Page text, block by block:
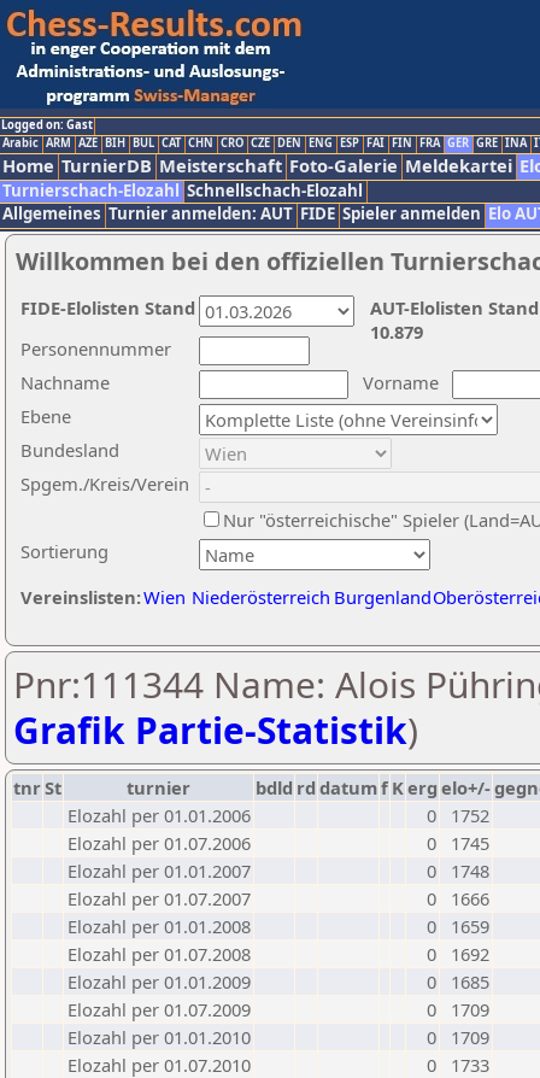
Logged on: Gast
Arabic ARM AZE BIH BUL CAT CHN CRO CZE DEN ENG ESP FAI FIN FRA GER GRE INA
Home TurnierDB Meisterschaft Foto-Galerie Meldekartei
Turnierschach-Elozahl Schnellschach-Elozahl
Allgemeines Turnier anmelden: AUT FIDE Spieler anmelden Elo
Willkommen bei den offiziellen
Nachname
Vorname
Ebene
Sortierung
Personennummer
Bundesland
Spgem./Kreis/Verein
Nur "österreichische" Spieler
Vereinslisten:Wien Niederösterreich Burgenland
AUT-Elolisten
10.879
FIDE-Elolisten Stand
Pnr:111344 Name: Alois
Grafik Partie-Statistik)
tnrSt turnier bdld rd datumf Kerg elo+/-
Elozahl per 01.01.2006
0
1752
Elozahl per 01.07.2006
0
1745
Elozahl per 01.01.2007
0
1748
Elozahl per 01.07.2007
0
1666
Elozahl per 01.01.2008
0
1659
Elozahl per 01.07.2008
0
1692
Elozahl per 01.01.2009
0
1685
Elozahl per 01.07.2009
0
1709
Elozahl per 01.01.2010
0
1709
Elozahl per 01.07.2010
0
1733